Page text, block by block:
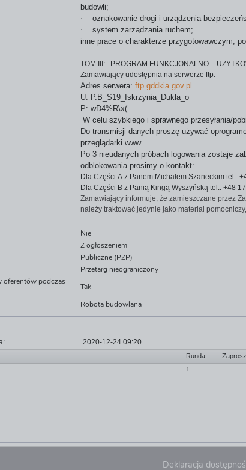
budowli;
·
oznakowanie drogi i urządzenia
·
system zarządzania ruchem;
inne prace o charakterze przygotowawczym,
TOM III: PROGRAM FUNKCJONALNO –
Zamawiający udostępnia na serwerze ftp.
Adres serwera: ftp.gddkia.gov.pl
U: P.B_S19_Iskrzynia_Dukla_o
P: wD4%R\x(
W celu szybkiego i sprawnego przesyłania/
Do transmisji danych proszę używać
przeglądarki www.
Po 3 nieudanych próbach logowania zostaje
odblokowania prosimy o kontakt:
Dla Części A z Panem Michałem Szaneckim tel.:
Dla Części B z Panią Kingą Wyszyńską tel.: +48 17
Zamawiający informuje, że zamieszczane przez
należy traktować jedynie jako materiał
Nie
Z ogłoszeniem
Publiczne (PZP)
Przetarg nieograniczony
oferentów podczas
Tak
Robota budowlana
2020-12-24 09:20
Runda
1
Deklaracja